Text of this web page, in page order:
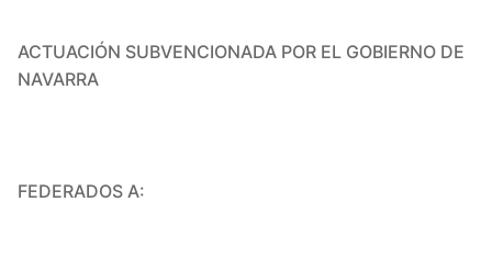
ACTUACIÓN SUBVENCIONADA POR EL GOBIERNO DE
NAVARRA
FEDERADOS A: